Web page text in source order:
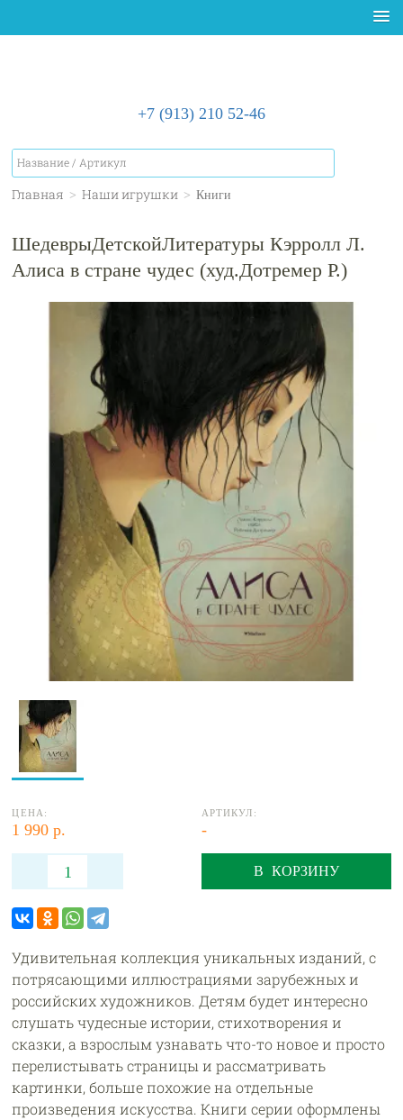
+7 (913) 210 52-46
Главная > Наши игрушки > Книги
ШедеврыДетскойЛитературы Кэрролл Л.
Алиса в стране чудес (худ.Дотремер Р.)
ЦЕНА:
1 990 р.
АРТИКУЛ:
-
В КОРЗИНУ
Удивительная коллекция уникальных изданий, с
потрясающими иллюстрациями зарубежных и
российских художников. Детям будет интересно
слушать чудесные истории, стихотворения и
сказки, а взрослым узнавать что-то новое и просто
перелистывать страницы и рассматривать
картинки, больше похожие на отдельные
произведения искусства. Книги серии оформлены